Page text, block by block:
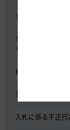
都市間高速道路料
鋼少数主桁橋の
検討委員会
東名高速道路宇利
NEXCO中日本グ
入札に係る不正